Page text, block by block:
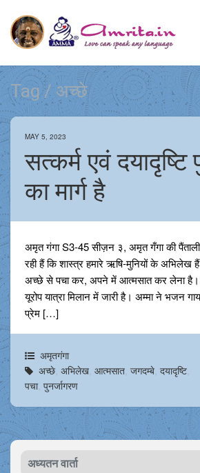
Tag / अच्छे
MAY 5, 2023
सत्कर्म एवं दयादृष्टि
का मार्ग है
अमृत गंगा S3-45 सीज़न ३, अमृत गँगा की
रही हैं कि शास्त्र हमारे ऋषि-मुनियों के अभिलेख
अच्छे से पचा कर, अपने में आत्मसात कर लेना है।
यूरोप यात्रा मिलान में जारी है। अम्मा ने भजन
प्रेम […]
अमृतगंगा
अच्छे, अभिलेख, आत्मसात, जगदम्बे, दयादृष्टि,
पचा, पुनर्जागरण
अध्यतन वार्ता